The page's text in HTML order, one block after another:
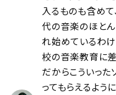
入るものも含め
代の音楽のほとん
れ始めているわけ
校の音楽教育に
だからこういっ
ってもらえるよう